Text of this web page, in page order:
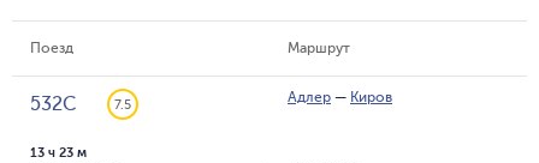
Поезд Маршрут
532С 7.5 Адлер — Киров
13 ч 23 м